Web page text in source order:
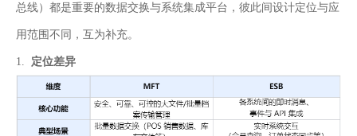
总线）都是重要的数据交换与系统集成平台，彼此间设计定位与应
用范围不同，互为补充。
1. 定位差异